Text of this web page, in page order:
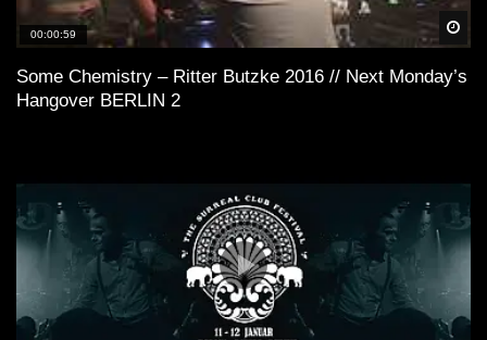
00:00:59
Some Chemistry – Ritter Butzke 2016 // Next Monday’s
Hangover BERLIN 2